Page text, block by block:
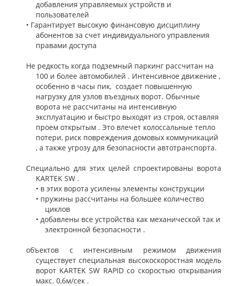
добавления управляемых устройств и
пользователей
• Гарантирует высокую финансовую дисциплину
абонентов за счет индивидуального управления
правами доступа
Не редкость когда подземный паркинг рассчитан на
100 и более автомобилей . Интенсивное движение ,
особенно в часы пик, создает повышенную
нагрузку для узлов въездных ворот. Обычные
ворота не рассчитаны на интенсивную
эксплуатацию и быстро выходят из строя, оставляя
проем открытым . Это влечет колоссальные тепло
потери, риск повреждения домовых коммуникаций
, а также угрозу для безопасности автотранспорта.
Специально для этих целей спроектированы ворота
KARTEK SW .
• в этих ворота усилены элементы конструкции
• пружины рассчитаны на большее количество
циклов
• добавлены все устройства как механической так и
электронной безопасности .
объектов с интенсивным режимом движения
существует специальная высокоскоростная модель
ворот KARTEK SW RAPID со скоростью открывания
макс. 0,6м/сек .